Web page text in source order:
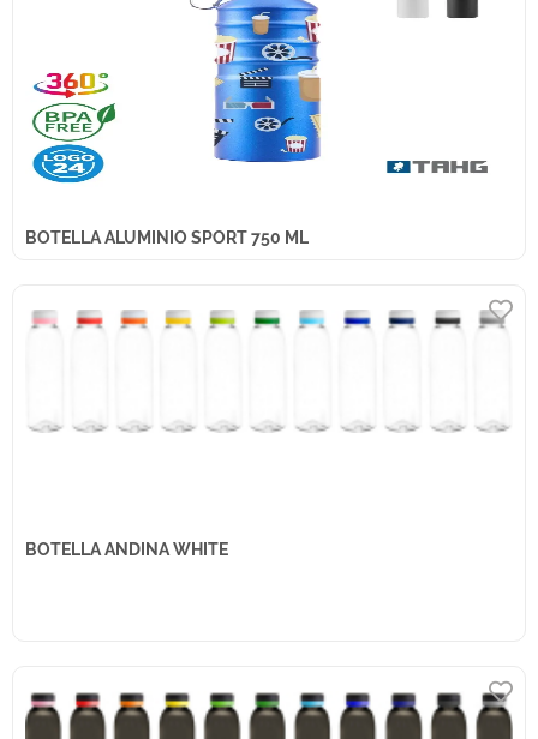
BOTELLA ALUMINIO SPORT 750 ML
BOTELLA ANDINA WHITE